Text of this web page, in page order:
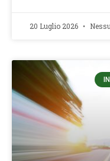
20 Luglio 2026